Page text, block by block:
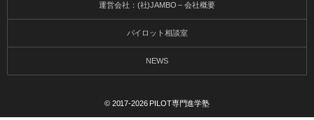
運営会社：(社)JAMBO – 会社概要
パイロット相談室
NEWS
© 2017-2026 PILOT専門進学塾